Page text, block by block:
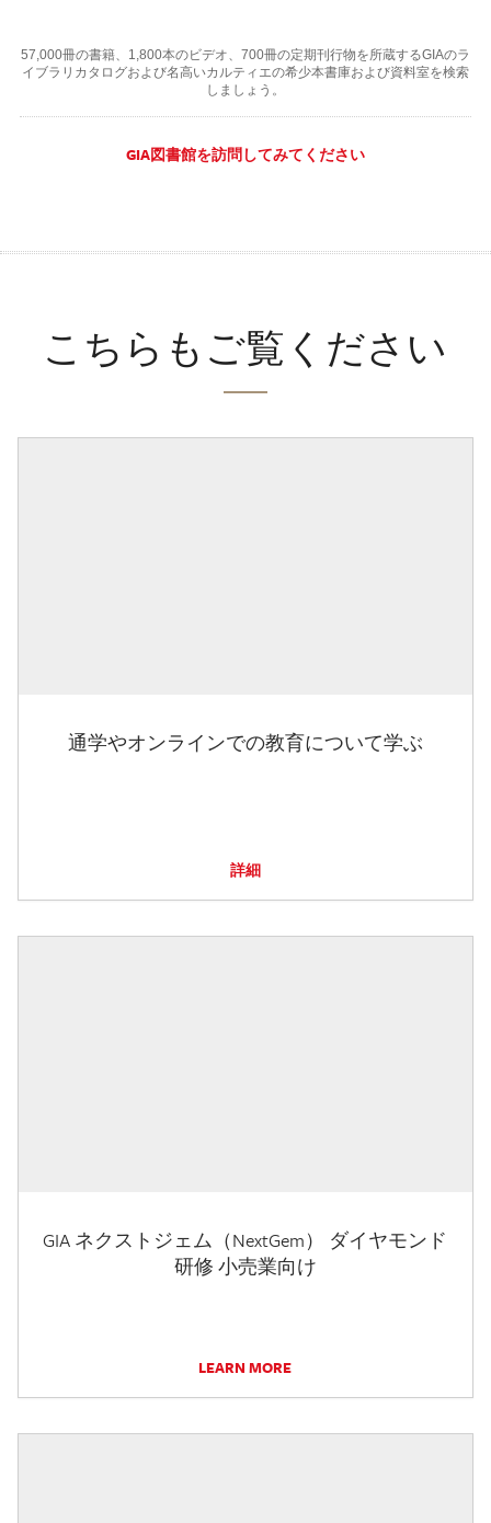
57,000冊の書籍、1,800本のビデオ、700冊の定期刊行物を所蔵するGIAのラ
イブラリカタログおよび名高いカルティエの希少本書庫および資料室を検索
しましょう。
GIA図書館を訪問してみてください
こちらもご覧ください
通学やオンラインでの教育について学ぶ
詳細
GIA ネクストジェム（NextGem） ダイヤモンド
研修 小売業向け
LEARN MORE